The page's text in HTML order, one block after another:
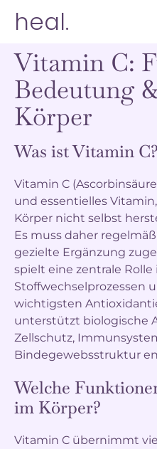
heal.
Vitamin C:
Bedeutung
Körper
Was ist Vitamin C?
Vitamin C
und essentielles
Körper nicht selbst
Es muss daher
gezielte Ergänzung
spielt eine zentrale Rolle
Stoffwechselprozessen
wichtigsten
unterstützt biologische
Zellschutz,
Bindegewebsstruktur
Welche
im Körper?
Vitamin C übernimmt